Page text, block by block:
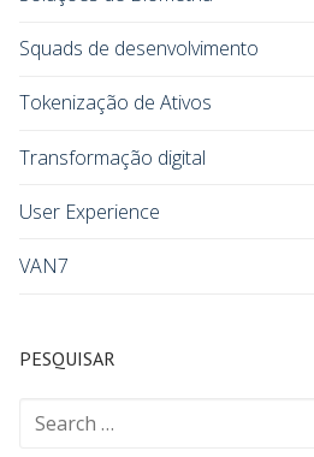
Squads de desenvolvimento
Tokenização de Ativos
Transformação digital
User Experience
VAN7
PESQUISAR